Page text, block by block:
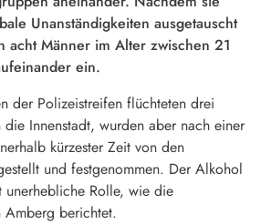
Unanständigkeiten ausgetauscht
acht Männer im Alter zwischen 21
ein.
der Polizeistreifen flüchteten drei
die Innenstadt, wurden aber nach einer
kürzester Zeit von den
und festgenommen. Der Alkohol
unerhebliche Rolle, wie die
Amberg berichtet.